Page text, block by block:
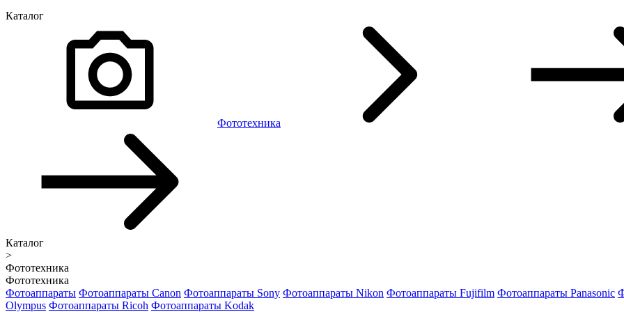
Каталог
Фототехника
Каталог
>
Фототехника
Фототехника
Фотоаппараты Фотоаппараты Canon Фотоаппараты Sony Фотоаппараты Nikon Фотоаппараты Fujifilm Фотоаппараты Panasonic
Olympus Фотоаппараты Ricoh Фотоаппараты Kodak